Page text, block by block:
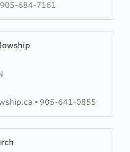
905-684-7161
• 905-641-0855